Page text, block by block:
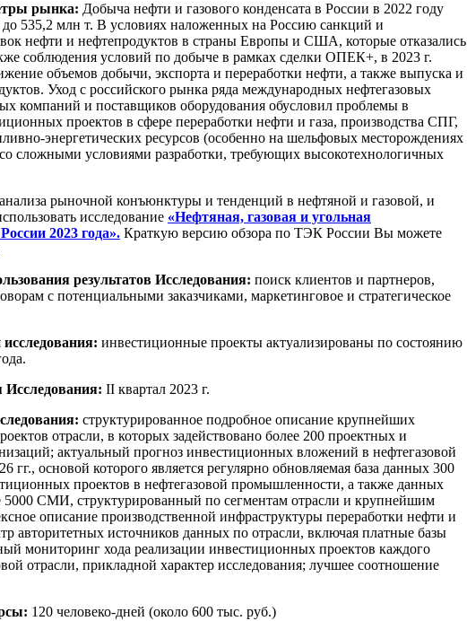
рынка: Добыча нефти и газового конденсата в России в 2022 году
до 535,2 млн т. В условиях наложенных на Россию санкций и
нефти и нефтепродуктов в страны Европы и США, которые отказались
соблюдения условий по добыче в рамках сделки ОПЕК+, в 2023 г.
объемов добычи, экспорта и переработки нефти, а также выпуска и
Уход с российского рынка ряда международных нефтегазовых
компаний и поставщиков оборудования обусловил проблемы в
проектов в сфере переработки нефти и газа, производства СПГ,
энергетических ресурсов (особенно на шельфовых месторождениях
сложными условиями разработки, требующих высокотехнологичных
рыночной конъюнктуры и тенденций в нефтяной и газовой, и
исследование «Нефтяная, газовая и угольная
2023 года». Краткую версию обзора по ТЭК России Вы можете
результатов Исследования: поиск клиентов и партнеров,
с потенциальными заказчиками, маркетинговое и стратегическое
инвестиционные проекты актуализированы по состоянию
Исследования: II квартал 2023 г.
структурированное подробное описание крупнейших
отрасли, в которых задействовано более 200 проектных и
актуальный прогноз инвестиционных вложений в нефтегазовой
гг., основой которого является регулярно обновляемая база данных 300
проектов в нефтегазовой промышленности, а также данных
5000 СМИ, структурированный по сегментам отрасли и крупнейшим
описание производственной инфраструктуры переработки нефти и
авторитетных источников данных по отрасли, включая платные базы
мониторинг хода реализации инвестиционных проектов каждого
отрасли, прикладной характер исследования; лучшее соотношение
120 человеко-дней (около 600 тыс. руб.)